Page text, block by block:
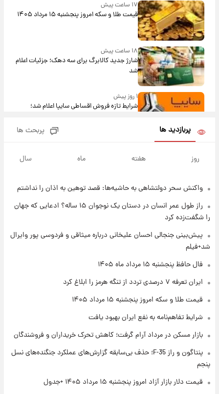
۱۷ ساعت پیش
قیمت طلا و سکه امروز پنجشنبه ۱۵ مرداد ۱۴۰۵
۱۸ ساعت پیش
شارژ جدید کالابرگ برای سه دهک؛ جزئیات اعلام
شد
۱ روز پیش
شرایط تازه فروش اقساطی سایپا اعلام شد؛
قیمت سکه و طلا فردا
۱ روز پیش
۱ روز پیش
۱ روز پیش
ارزش سهام عدالت برای امروز چهارشنبه ۱۴ مرداد
آغاز طرح جدید فروش مشارکت در تولید سایپا؛
پربازدید ها پربحث ها
روز هفته ماه سال
واکنش سحر دولتشاهی به حاشیه‌ها: قصد توهین به اذان را نداشتم
راز طول عمر انسان در دستان یک نوجوان ۱۵ ساله؟ ادعایی که جهان
را شگفت‌زده کرد
پیش‌بینی جنجالی احسان علیخانی درباره میثاقی و فردوسی پور وایرال
شد+فیلم
فال حافظ پنجشنبه ۱۵ مرداد ماه ۱۴۰۵
ایران تعرفه ۷ درصدی تردد از تنگه هرمز را ابلاغ کرد
قیمت طلا و سکه امروز پنجشنبه ۱۵ مرداد ۱۴۰۵
شرایط تفاهم‌نامه به نفع ایران بهبود یافت
بازار مسکن در مرداد آرام گرفت؛ کاهش تحرک خریداران و فروشندگان
پنتاگون و راز F-35؛ حذف بی‌سابقه گزارش‌های عملکرد جنگنده‌های نسل
پنجم
قیمت دلار بازار آزاد امروز پنجشنبه ۱۵ مرداد ۱۴۰۵ +جدول